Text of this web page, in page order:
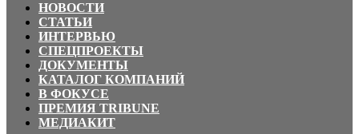
НОВОСТИ
СТАТЬИ
ИНТЕРВЬЮ
СПЕЦПРОЕКТЫ
ДОКУМЕНТЫ
КАТАЛОГ КОМПАНИЙ
В ФОКУСЕ
ПРЕМИЯ TRIBUNE
МЕДИАКИТ